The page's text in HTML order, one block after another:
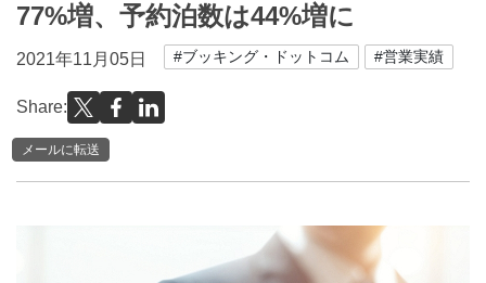
77%増、予約泊数は44%増に
2021年11月05日 #ブッキング・ドットコム #営業実績
Share:
メールに転送